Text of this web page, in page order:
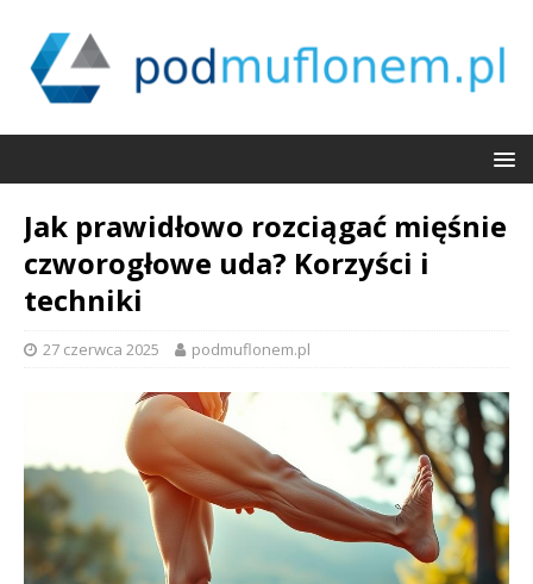
Jak prawidłowo rozciągać mięśnie
czworogłowe uda? Korzyści i
techniki
27 czerwca 2025 podmuflonem.pl